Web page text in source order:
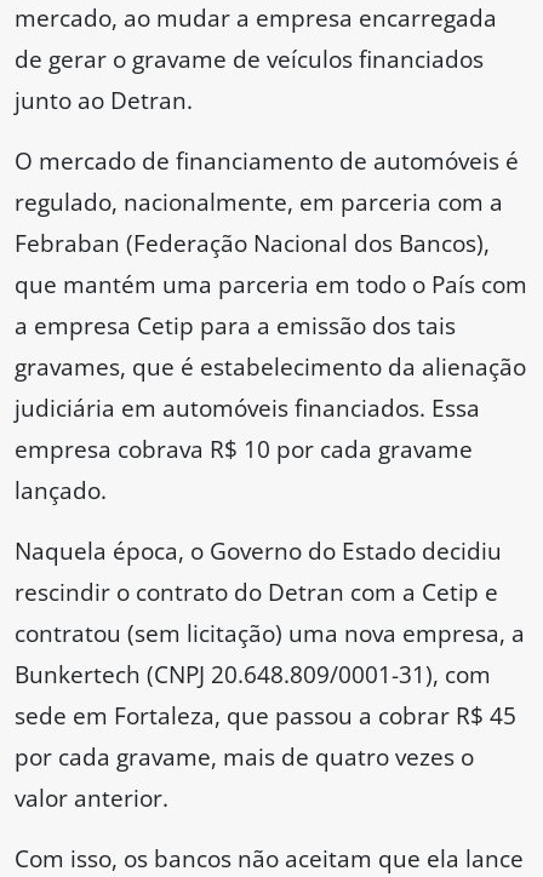
mercado, ao mudar a empresa encarregada
de gerar o gravame de veículos financiados
junto ao Detran.
O mercado de financiamento de automóveis é
regulado, nacionalmente, em parceria com a
Febraban (Federação Nacional dos Bancos),
que mantém uma parceria em todo o País com
a empresa Cetip para a emissão dos tais
gravames, que é estabelecimento da alienação
judiciária em automóveis financiados. Essa
empresa cobrava R$ 10 por cada gravame
lançado.
Naquela época, o Governo do Estado decidiu
rescindir o contrato do Detran com a Cetip e
contratou (sem licitação) uma nova empresa, a
Bunkertech (CNPJ 20.648.809/0001-31), com
sede em Fortaleza, que passou a cobrar R$ 45
por cada gravame, mais de quatro vezes o
valor anterior.
Com isso, os bancos não aceitam que ela lance